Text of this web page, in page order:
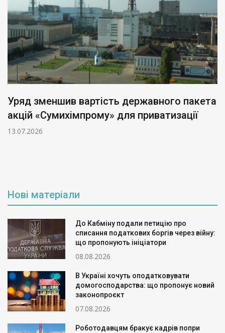
Уряд зменшив вартість державного пакета
акцій «Сумихімпрому» для приватизації
13.07.2026
Нові матеріали
До Кабміну подали петицію про
списання податкових боргів через війну:
що пропонують ініціатори
08.08.2026
В Україні хочуть оподатковувати
домогосподарства: що пропонує новий
законопроєкт
07.08.2026
Роботодавцям бракує кадрів попри